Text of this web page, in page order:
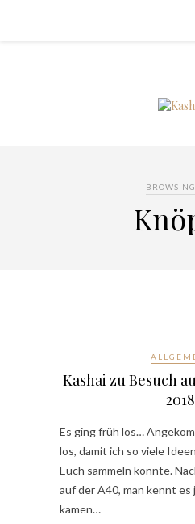
Kashai zu Besuch
2018
Es ging früh los…
los, damit ich so viele
Euch sammeln konnte.
auf der A40, man kennt es
kamen…